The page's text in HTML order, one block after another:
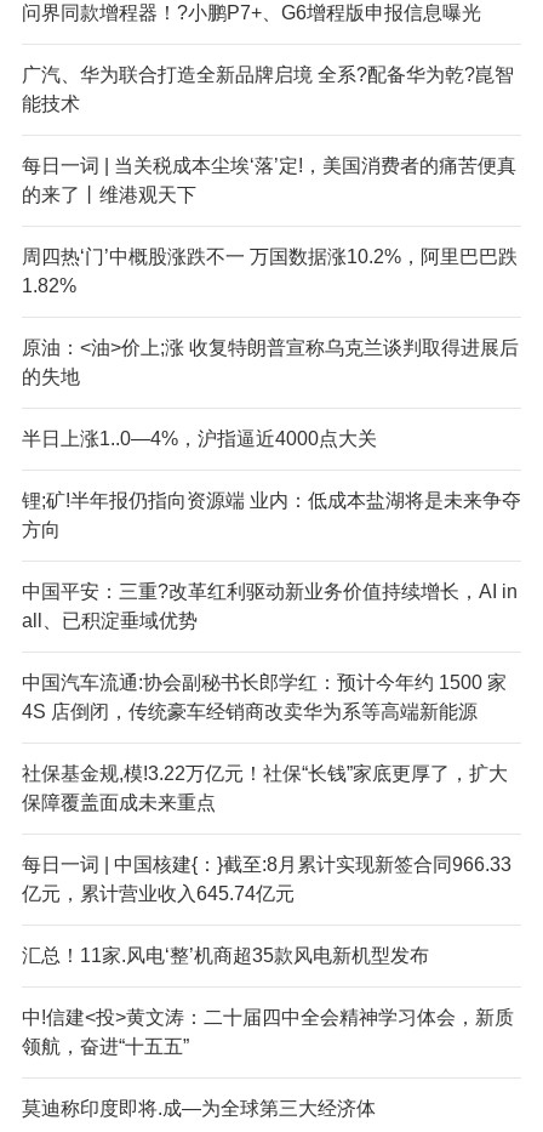
问界同款增程器！?小鹏P7+、G6增程版申报信息曝光
广汽、华为联合打造全新品牌启境 全系?配备华为乾?崑智
能技术
每日一词 | 当关税成本尘埃‘落’定!，美国消费者的痛苦便真
的来了丨维港观天下
周四热‘门’中概股涨跌不一 万国数据涨10.2%，阿里巴巴跌
1.82%
原油：<油>价上;涨 收复特朗普宣称乌克兰谈判取得进展后
的失地
半日上涨1..0—4%，沪指逼近4000点大关
锂;矿!半年报仍指向资源端 业内：低成本盐湖将是未来争夺
方向
中国平安：三重?改革红利驱动新业务价值持续增长，AI in
all、已积淀垂域优势
中国汽车流通:协会副秘书长郎学红：预计今年约 1500 家
4S 店倒闭，传统豪车经销商改卖华为系等高端新能源
社保基金规,模!3.22万亿元！社保“长钱”家底更厚了，扩大
保障覆盖面成未来重点
每日一词 | 中国核建{：}截至:8月累计实现新签合同966.33
亿元，累计营业收入645.74亿元
汇总！11家.风电‘整’机商超35款风电新机型发布
中!信建<投>黄文涛：二十届四中全会精神学习体会，新质
领航，奋进“十五五”
莫迪称印度即将.成—为全球第三大经济体